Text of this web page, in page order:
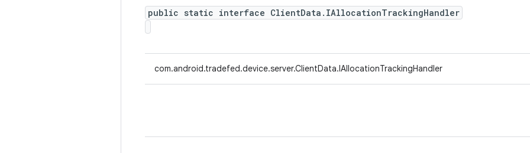
public static interface ClientData.IAllocationTrackingHandler
com.android.tradefed.device.server.ClientData.IAllocationTrackingHandler